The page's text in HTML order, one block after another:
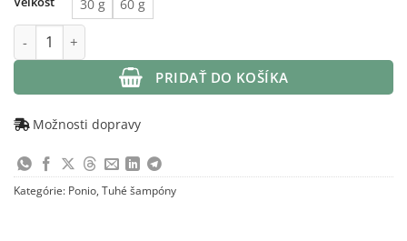
9,80 €
30 g
60 g
množstvo Ponio – Šampúch s ichtamolom pre problematickú
PRIDAŤ DO KOŠÍKA
Možnosti dopravy
Kategórie: Ponio, Tuhé šampóny